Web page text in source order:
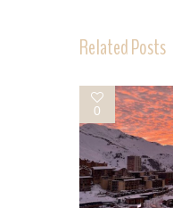
Related Posts
0